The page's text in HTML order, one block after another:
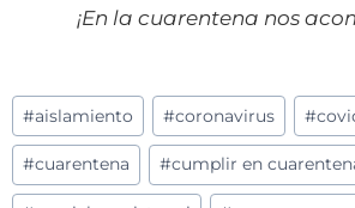
¡En la cuarentena nos
Etiquetas
de
la
entrada:
#aislamiento #coronavirus #
#cuarentena #cumplir en